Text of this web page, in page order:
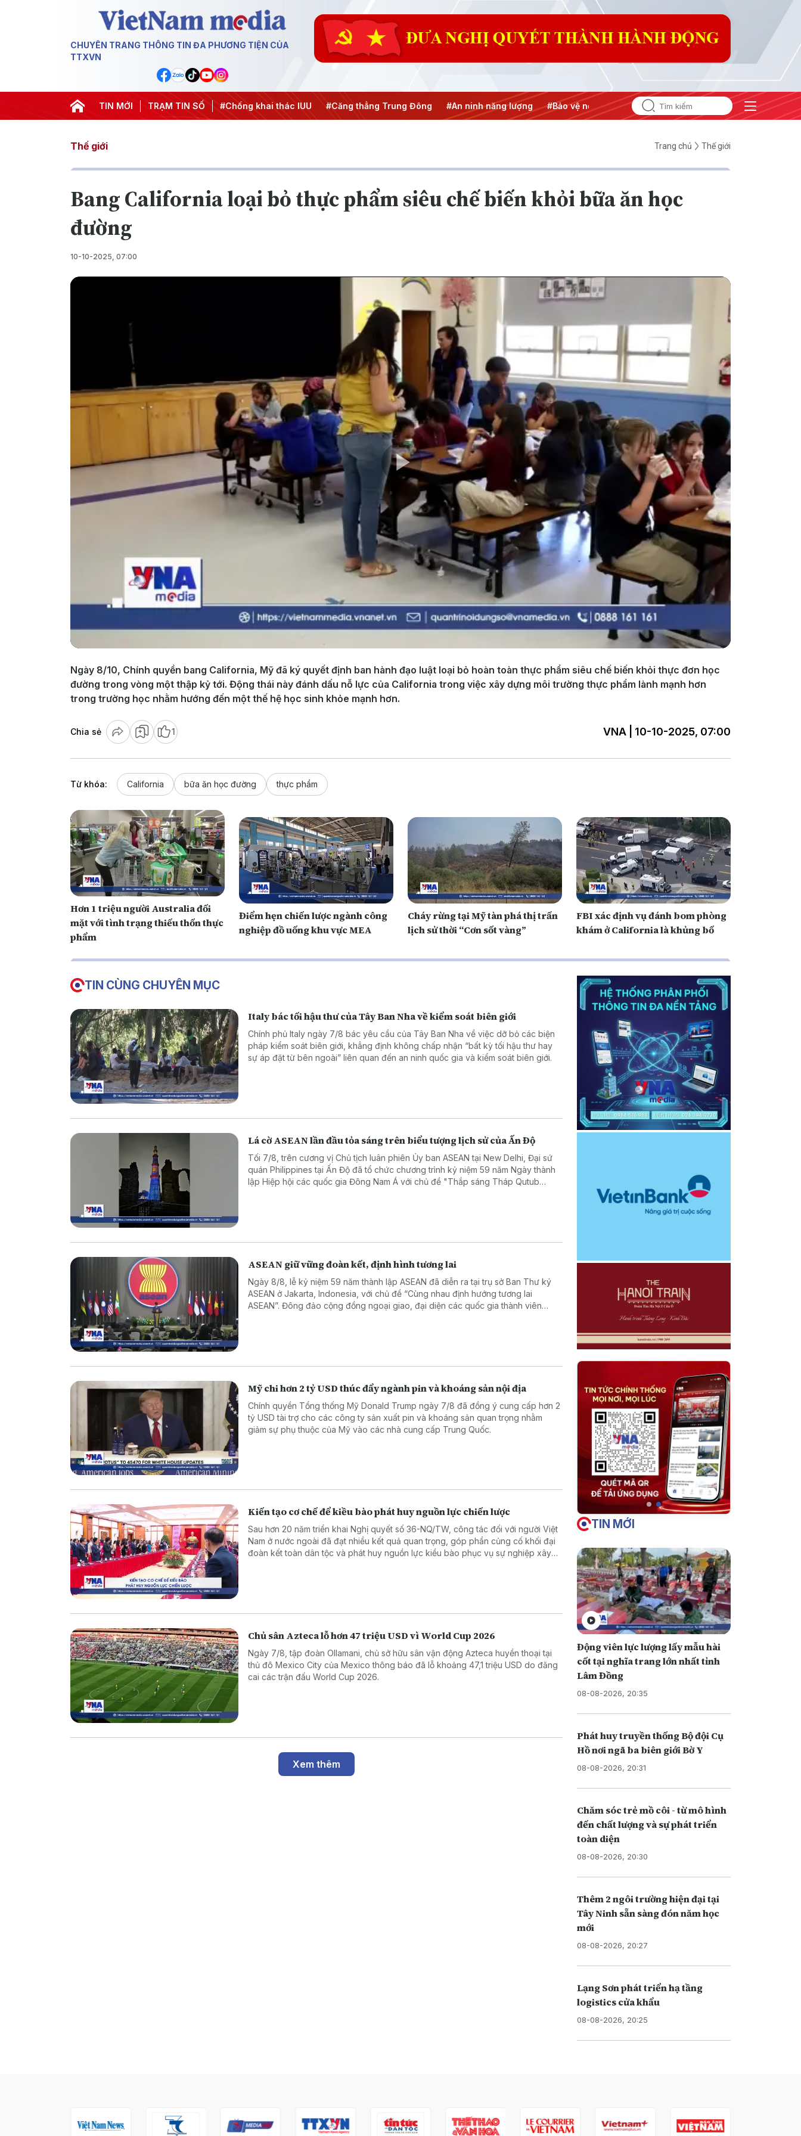
CHUYÊN TRANG THÔNG TIN ĐA PHƯƠNG TIỆN CỦA
TTXVN
TIN MỚI TRẠM TIN SỐ
#Chiến dịch 500 ngày đêm #Chống khai thác IUU #Căng thẳng Trung Đông #An ninh năng lượng #Bảo vệ nền tảng tư tưởng của Đảng #Hội nghị Trung ương 3
Thế giới Trang chủ Thế giới
Bang California loại bỏ thực phẩm siêu chế biến khỏi bữa ăn học
đường
10-10-2025, 07:00
Play
Video
Ngày 8/10, Chính quyền bang California, Mỹ đã ký quyết định ban hành đạo luật loại bỏ hoàn toàn thực phẩm siêu chế biến khỏi thực đơn học
đường trong vòng một thập kỷ tới. Động thái này đánh dấu nỗ lực của California trong việc xây dựng môi trường thực phẩm lành mạnh hơn
trong trường học nhằm hướng đến một thế hệ học sinh khỏe mạnh hơn.
Chia sẻ 1 VNA | 10-10-2025, 07:00
Từ khóa: California bữa ăn học đường thực phẩm
Hơn 1 triệu người Australia đối
mặt với tình trạng thiếu thốn thực
phẩm
Điểm hẹn chiến lược ngành công
nghiệp đồ uống khu vực MEA
Cháy rừng tại Mỹ tàn phá thị trấn
lịch sử thời “Cơn sốt vàng”
FBI xác định vụ đánh bom phòng
khám ở California là khủng bố
TIN CÙNG CHUYÊN MỤC
Italy bác tối hậu thư của Tây Ban Nha về kiểm soát biên giới
Chính phủ Italy ngày 7/8 bác yêu cầu của Tây Ban Nha về việc dỡ bỏ các biện
pháp kiểm soát biên giới, khẳng định không chấp nhận “bất kỳ tối hậu thư hay
sự áp đặt từ bên ngoài” liên quan đến an ninh quốc gia và kiểm soát biên giới.
Lá cờ ASEAN lần đầu tỏa sáng trên biểu tượng lịch sử của Ấn Độ
Tối 7/8, trên cương vị Chủ tịch luân phiên Ủy ban ASEAN tại New Delhi, Đại sứ
quán Philippines tại Ấn Độ đã tổ chức chương trình kỷ niệm 59 năm Ngày thành
lập Hiệp hội các quốc gia Đông Nam Á với chủ đề "Thắp sáng Tháp Qutub
ASEAN giữ vững đoàn kết, định hình tương lai
Ngày 8/8, lễ kỷ niệm 59 năm thành lập ASEAN đã diễn ra tại trụ sở Ban Thư ký
ASEAN ở Jakarta, Indonesia, với chủ đề “Cùng nhau định hướng tương lai
ASEAN”. Đông đảo cộng đồng ngoại giao, đại diện các quốc gia thành viên
Mỹ chi hơn 2 tỷ USD thúc đẩy ngành pin và khoáng sản nội địa
Chính quyền Tổng thống Mỹ Donald Trump ngày 7/8 đã đồng ý cung cấp hơn 2
tỷ USD tài trợ cho các công ty sản xuất pin và khoáng sản quan trọng nhằm
giảm sự phụ thuộc của Mỹ vào các nhà cung cấp Trung Quốc.
Kiến tạo cơ chế để kiều bào phát huy nguồn lực chiến lược
Sau hơn 20 năm triển khai Nghị quyết số 36-NQ/TW, công tác đối với người Việt
Nam ở nước ngoài đã đạt nhiều kết quả quan trọng, góp phần củng cố khối đại
đoàn kết toàn dân tộc và phát huy nguồn lực kiều bào phục vụ sự nghiệp xây
Chủ sân Azteca lỗ hơn 47 triệu USD vì World Cup 2026
Ngày 7/8, tập đoàn Ollamani, chủ sở hữu sân vận động Azteca huyền thoại tại
thủ đô Mexico City của Mexico thông báo đã lỗ khoảng 47,1 triệu USD do đăng
cai các trận đấu World Cup 2026.
Xem thêm
TIN MỚI
Động viên lực lượng lấy mẫu hài
cốt tại nghĩa trang lớn nhất tỉnh
Lâm Đồng
08-08-2026, 20:35
Phát huy truyền thống Bộ đội Cụ
Hồ nơi ngã ba biên giới Bờ Y
08-08-2026, 20:31
Chăm sóc trẻ mồ côi - từ mô hình
đến chất lượng và sự phát triển
toàn diện
08-08-2026, 20:30
Thêm 2 ngôi trường hiện đại tại
Tây Ninh sẵn sàng đón năm học
mới
08-08-2026, 20:27
Lạng Sơn phát triển hạ tầng
logistics cửa khẩu
08-08-2026, 20:25